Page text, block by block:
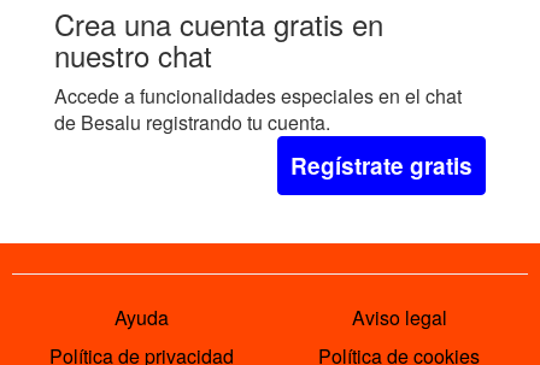
Crea una cuenta gratis en
nuestro chat
Accede a funcionalidades especiales en el chat
de Besalu registrando tu cuenta.
Regístrate gratis
Ayuda
Aviso legal
Política de privacidad
Política de cookies